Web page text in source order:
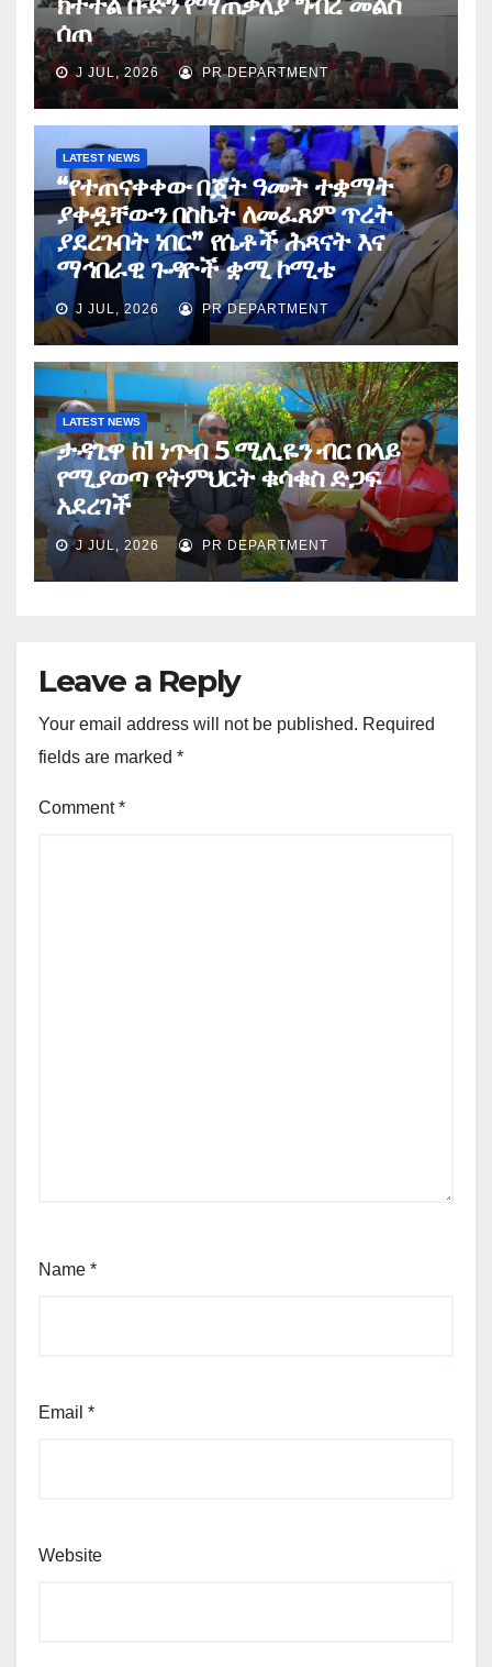
ሰጠ
J JUL, 2026 PR DEPARTMENT
LATEST NEWS
“የተጠናቀቀው በጀት ዓመት ተቋማት
ያቀዷቸውን በስኬት ለመፈጸም ጥረት
ያደረጉበት ነበር” የሴቶች ሕጻናት እና
ማኅበራዊ ጉዳዮች ቋሚ ኮሚቴ
J JUL, 2026 PR DEPARTMENT
LATEST NEWS
ታዳጊዋ ከ1 ነጥብ 5 ሚሊዬን ብር በላይ
የሚያወጣ የትምህርት ቁሳቁስ ድጋፍ
አደረገች
J JUL, 2026 PR DEPARTMENT
Leave a Reply
Your email address will not be published. Required
fields are marked *
Comment*
Name *
Email *
Website